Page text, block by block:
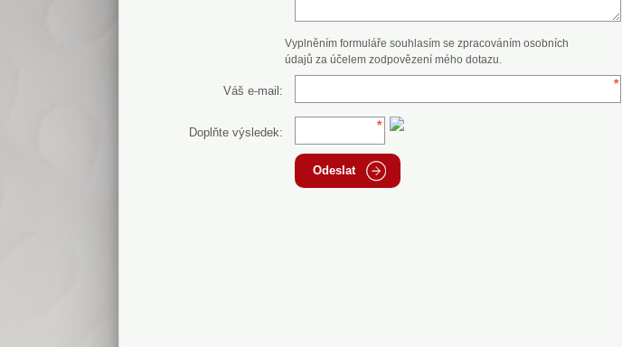
Vyplněním formuláře souhlasím se zpracováním osobních
údajů za účelem zodpovězení mého dotazu.
Váš e-mail:
Doplňte výsledek:
Odeslat